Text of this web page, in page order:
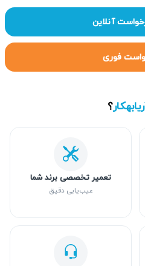
آنلاین
فوری
؟
تعمیر تخصصی برند شما
عیب‌یابی دقیق